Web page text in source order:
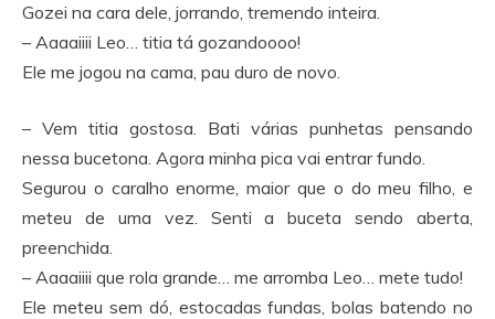
Gozei na cara dele, jorrando, tremendo inteira.
– Aaaaiiii Leo… titia tá gozandoooo!
Ele me jogou na cama, pau duro de novo.
– Vem titia gostosa. Bati várias punhetas pensando
nessa bucetona. Agora minha pica vai entrar fundo.
Segurou o caralho enorme, maior que o do meu filho, e
meteu de uma vez. Senti a buceta sendo aberta,
preenchida.
– Aaaaiiii que rola grande… me arromba Leo… mete tudo!
Ele meteu sem dó, estocadas fundas, bolas batendo no